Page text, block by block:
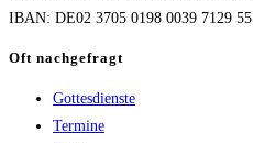
IBAN: DE02 3705 0198 0039 7129 55
Oft nachgefragt
Gottesdienste
Termine